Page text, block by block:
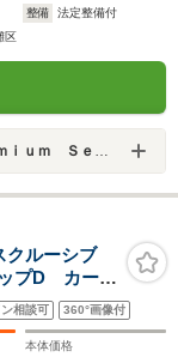
整備
法定整備付
区
ｎ 六甲アイランド
ルーシブ
プD カーブ
ブラックシ
ィブクル
ETC
相談可 360°画像付
本体価格